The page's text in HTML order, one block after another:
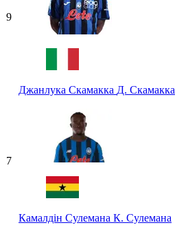
9
Джанлука Скамакка Д. Скамакка
7
Камалдін Сулемана К. Сулемана